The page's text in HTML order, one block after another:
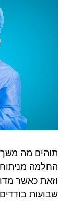
תוהים מה
החלמה
וזאת כאשר
שבועות